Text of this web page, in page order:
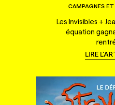
CAMPAGNES
Les Invisibles +
équation
LIRE